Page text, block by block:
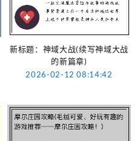
新标题：神域大战(续写神域大战
的新篇章)
2026-02-12 08:14:42